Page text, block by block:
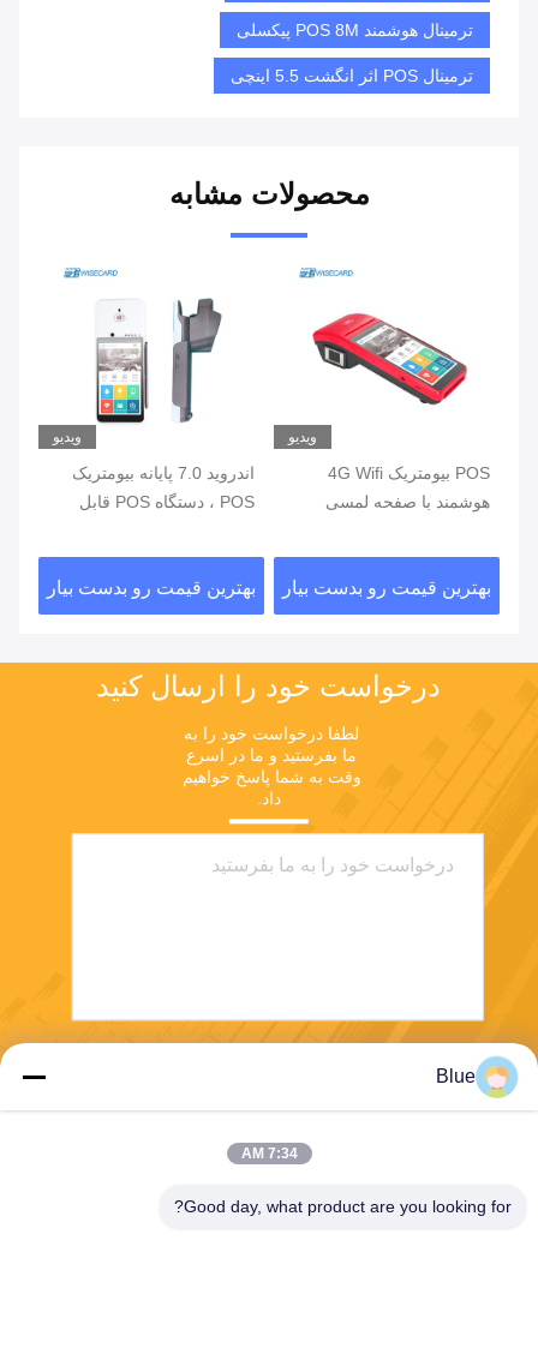
ترمینال هوشمند POS 8M پیکسلی
ترمینال POS اثر انگشت 5.5 اینچی
محصولات مشابه
ویدیو
POS بیومتریک 4G Wifi
هوشمند با صفحه لمسی
بهترین قیمت رو بدست بیار
ویدیو
اندروید 7.0 پایانه بیومتریک
POS ، دستگاه POS قابل
بهترین قیمت رو بدست بیار
درخواست خود را ارسال کنید
داد.
Blue
7:34 AM
Good day, what product are you looking for?